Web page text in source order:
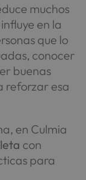
muchos
en la
que lo
conocer
buenas
reforzar esa
en Culmia
con
para